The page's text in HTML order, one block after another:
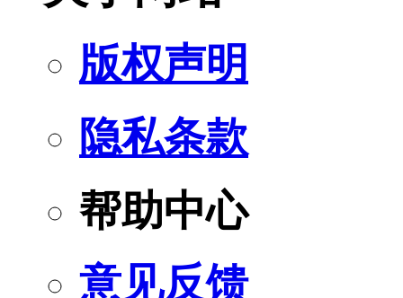
版权声明
隐私条款
帮助中心
意见反馈